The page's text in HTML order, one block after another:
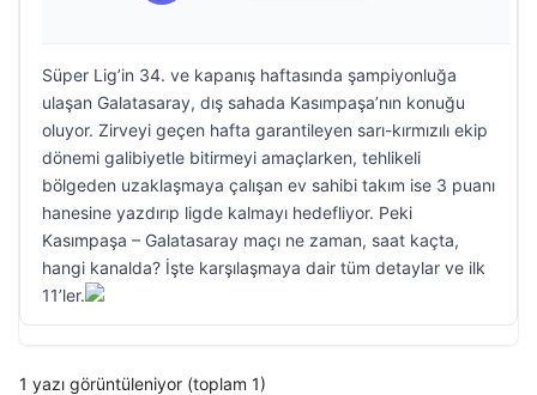
Süper Lig’in 34. ve kapanış haftasında şampiyonluğa
ulaşan Galatasaray, dış sahada Kasımpaşa’nın konuğu
oluyor. Zirveyi geçen hafta garantileyen sarı-kırmızılı ekip
dönemi galibiyetle bitirmeyi amaçlarken, tehlikeli
bölgeden uzaklaşmaya çalışan ev sahibi takım ise 3 puanı
hanesine yazdırıp ligde kalmayı hedefliyor. Peki
Kasımpaşa – Galatasaray maçı ne zaman, saat kaçta,
hangi kanalda? İşte karşılaşmaya dair tüm detaylar ve ilk
11’ler.
1 yazı görüntüleniyor (toplam 1)